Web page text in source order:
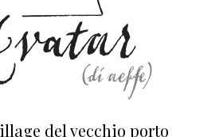
del vecchio porto